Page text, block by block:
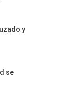
y
se